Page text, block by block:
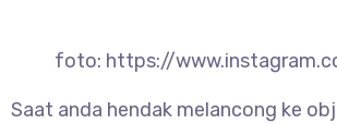
foto: https://
Saat anda hendak melancong ke